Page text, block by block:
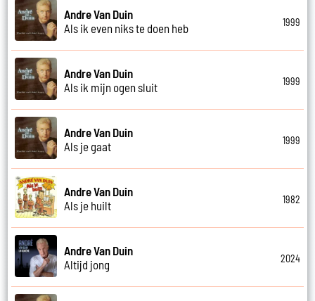
Andre Van Duin
Als ik even niks te doen heb
1999
Andre Van Duin
Als ik mijn ogen sluit
1999
Andre Van Duin
Als je gaat
1999
Andre Van Duin
Als je huilt
1982
Andre Van Duin
Altijd jong
2024